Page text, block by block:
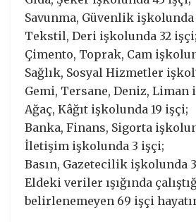
Savunma, Güvenlik işkolunda
Tekstil, Deri işkolunda 32 işçi;
Çimento, Toprak, Cam
Sağlık, Sosyal Hizmetler
Gemi, Tersane, Deniz, Liman
Ağaç, Kâğıt işkolunda 19 işçi;
Banka, Finans, Sigorta
İletişim işkolunda 3 işçi;
Basın, Gazetecilik işkolunda
Eldeki veriler ışığında
belirlenemeyen 69 işçi